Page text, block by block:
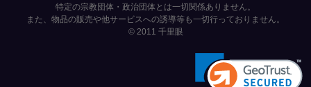
特定の宗教団体・政治団体とは一切関係ありません。
また、物品の販売や他サービスへの誘導等も一切行っておりません。
© 2011 千里眼